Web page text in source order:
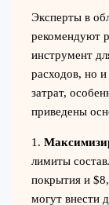
Эксперты в
рекомендуют
инструмент
расходов, но и
затрат,
приведены
1.
лимиты
покрытия и
могут внести